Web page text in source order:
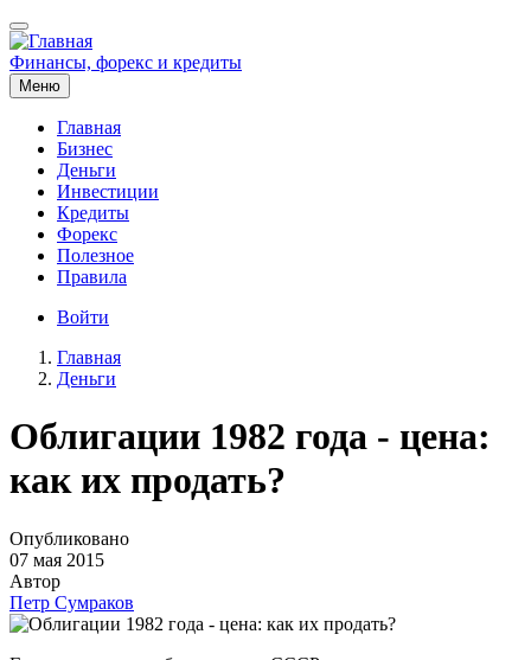
Перейти
к
основному
содержанию
Финансы, форекс и кредиты
Меню
Основная
навигация
Главная
Бизнес
Деньги
Инвестиции
Кредиты
Форекс
Полезное
Правила
Меню
записи
пользователя
Войти
Строка
навигации
Главная
Деньги
Облигации 1982 года - цена:
как их продать?
Опубликовано
07 мая 2015
Автор
Петр Сумраков